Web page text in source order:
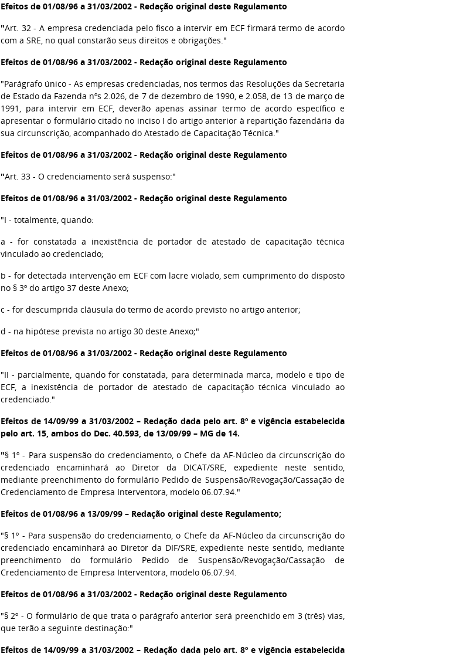
Efeitos de 01/08/96 a 31/03/2002 - Redação original deste Regulamento
"Art. 32 - A empresa credenciada pelo fisco a intervir em ECF firmará termo de acordo
com a SRE, no qual constarão seus direitos e obrigações."
Efeitos de 01/08/96 a 31/03/2002 - Redação original deste Regulamento
"Parágrafo único - As empresas credenciadas, nos termos das Resoluções da Secretaria
de Estado da Fazenda nºs 2.026, de 7 de dezembro de 1990, e 2.058, de 13 de março de
1991, para intervir em ECF, deverão apenas assinar termo de acordo específico e
apresentar o formulário citado no inciso I do artigo anterior à repartição fazendária da
sua circunscrição, acompanhado do Atestado de Capacitação Técnica."
Efeitos de 01/08/96 a 31/03/2002 - Redação original deste Regulamento
"Art. 33 - O credenciamento será suspenso:"
Efeitos de 01/08/96 a 31/03/2002 - Redação original deste Regulamento
"I - totalmente, quando:
a - for constatada a inexistência de portador de atestado de capacitação técnica
vinculado ao credenciado;
b - for detectada intervenção em ECF com lacre violado, sem cumprimento do disposto
no § 3º do artigo 37 deste Anexo;
c - for descumprida cláusula do termo de acordo previsto no artigo anterior;
d - na hipótese prevista no artigo 30 deste Anexo;"
Efeitos de 01/08/96 a 31/03/2002 - Redação original deste Regulamento
"II - parcialmente, quando for constatada, para determinada marca, modelo e tipo de
ECF, a inexistência de portador de atestado de capacitação técnica vinculado ao
credenciado."
Efeitos de 14/09/99 a 31/03/2002 – Redação dada pelo art. 8º e vigência estabelecida
pelo art. 15, ambos do Dec. 40.593, de 13/09/99 – MG de 14.
"§ 1º - Para suspensão do credenciamento, o Chefe da AF-Núcleo da circunscrição do
credenciado encaminhará ao Diretor da DICAT/SRE, expediente neste sentido,
mediante preenchimento do formulário Pedido de Suspensão/Revogação/Cassação de
Credenciamento de Empresa Interventora, modelo 06.07.94."
Efeitos de 01/08/96 a 13/09/99 – Redação original deste Regulamento;
"§ 1º - Para suspensão do credenciamento, o Chefe da AF-Núcleo da circunscrição do
credenciado encaminhará ao Diretor da DIF/SRE, expediente neste sentido, mediante
preenchimento do formulário Pedido de Suspensão/Revogação/Cassação de
Credenciamento de Empresa Interventora, modelo 06.07.94.
Efeitos de 01/08/96 a 31/03/2002 - Redação original deste Regulamento
"§ 2º - O formulário de que trata o parágrafo anterior será preenchido em 3 (três) vias,
que terão a seguinte destinação:"
Efeitos de 14/09/99 a 31/03/2002 – Redação dada pelo art. 8º e vigência estabelecida